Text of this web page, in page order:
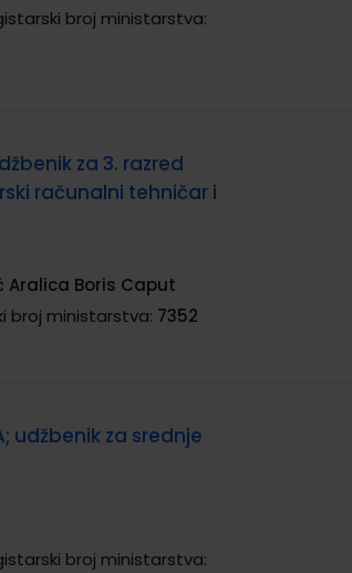
broj ministarstva:
za 3. razred
računalni tehničar i
Aralica Boris Caput
broj ministarstva: 7352
udžbenik za srednje
broj ministarstva: